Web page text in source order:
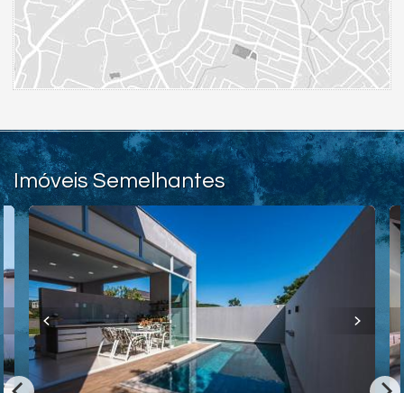
As informações estão sujeitas a alterações. Consulte o corretor
responsável.
Chave do anúncio: QTFxnBXWKmSxlsPl
Imóveis Semelhantes